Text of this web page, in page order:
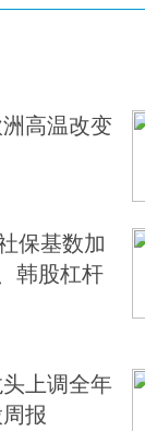
高温改变
保基数加
韩股杠杆
上调全年
报